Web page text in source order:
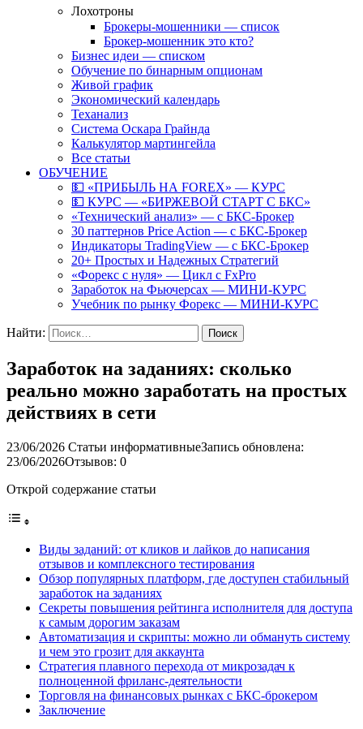
Лохотроны
Брокеры-мошенники — список
Брокер-мошенник это кто?
Бизнес идеи — списком
Обучение по бинарным опционам
Живой график
Экономический календарь
Теханализ
Система Оскара Грайнда
Калькулятор мартингейла
Все статьи
ОБУЧЕНИЕ
💵 «ПРИБЫЛЬ НА FOREX» — КУРС
💵 КУРС — «БИРЖЕВОЙ СТАРТ С БКС»
«Технический анализ» — с БКС-Брокер
30 паттернов Price Action — с БКС-Брокер
Индикаторы TradingView — с БКС-Брокер
20+ Простых и Надежных Стратегий
«Форекс с нуля» — Цикл с FxPro
Заработок на Фьючерсах — МИНИ-КУРС
Учебник по рынку Форекс — МИНИ-КУРС
Найти:
Заработок на заданиях: сколько
реально можно заработать на простых
действиях в сети
23/06/2026 Статьи информативныеЗапись обновлена:
23/06/2026Отзывов: 0
Открой содержание статьи
Виды заданий: от кликов и лайков до написания
отзывов и комплексного тестирования
Обзор популярных платформ, где доступен стабильный
заработок на заданиях
Секреты повышения рейтинга исполнителя для доступа
к самым дорогим заказам
Автоматизация и скрипты: можно ли обмануть систему
и чем это грозит для аккаунта
Стратегия плавного перехода от микрозадач к
полноценной фриланс-деятельности
Торговля на финансовых рынках с БКС-брокером
Заключение